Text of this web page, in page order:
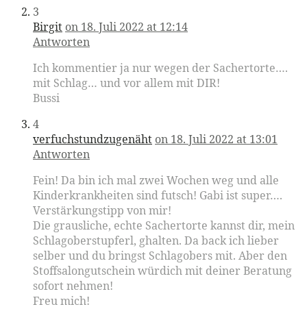
3
Birgit on 18. Juli 2022 at 12:14
Antworten
Ich kommentier ja nur wegen der Sachertorte….
mit Schlag… und vor allem mit DIR!
Bussi
4
verfuchstundzugenäht on 18. Juli 2022 at 13:01
Antworten
Fein! Da bin ich mal zwei Wochen weg und alle
Kinderkrankheiten sind futsch! Gabi ist super….
Verstärkungstipp von mir!
Die grausliche, echte Sachertorte kannst dir, mein
Schlagoberstupferl, ghalten. Da back ich lieber
selber und du bringst Schlagobers mit. Aber den
Stoffsalongutschein würdich mit deiner Beratung
sofort nehmen!
Freu mich!